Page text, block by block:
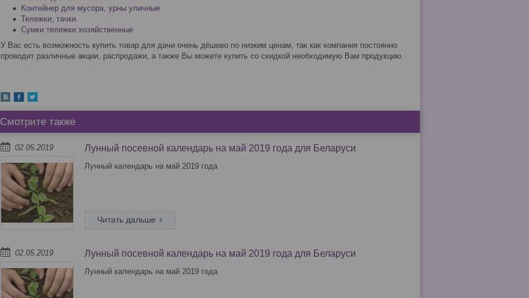
Контейнер для мусора, урны уличные
Тележки, тачки
Сумки тележки хозяйственные
У Вас есть возможность купить товар для дачи очень дёшево по низким ценам, так как компания постоянно
проводит различные акции, распродажи, а также Вы можете купить со скидкой необходимую Вам продукцию.
02.05.2019 Лунный посевной календарь на май 2019 года для Беларуси
Лунный календарь на май 2019 года
02.05.2019 Лунный посевной календарь на май 2019 года для Беларуси
Лунный календарь на май 2019 года